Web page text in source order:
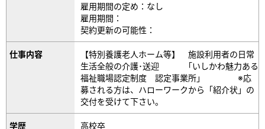
雇用期間の定め：なし
雇用期間：
契約更新の可能性：
仕事内容
【特別養護老人ホーム等】 施設利用者の日常
生活全般の介護･送迎 「いしかわ魅力ある
福祉職場認定制度 認定事業所」 ※応
募される方は、ハローワークから「紹介状」の
交付を受けて下さい。
学歴 高校卒